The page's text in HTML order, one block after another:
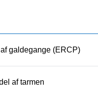
galdegange (ERCP)
af tarmen